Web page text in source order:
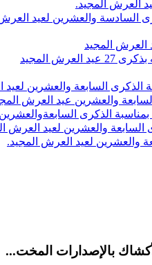
السادسة والعشرين لعيد
المجيد
السابعة والعشرين لعيد
والعشرين عيد العرش
الذكرى
والعشرين لعيد العرش
والعشرين لعيد العرش المجيد.
بالإصدارات المخت...